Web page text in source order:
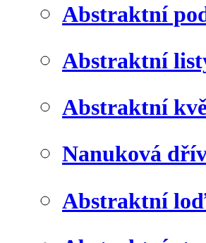
Abstraktní
Abstraktní
Abstraktní
Nanuková
Abstraktní